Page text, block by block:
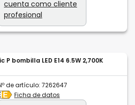
cuenta como cliente
profesional
P bombilla LED E14 6.5W 2,700K
de artículo: 7262647
Ficha de datos